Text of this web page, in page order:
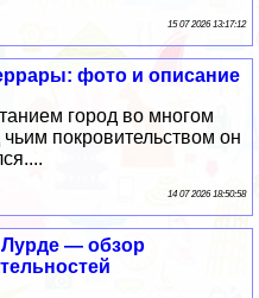
15 07 2026 13:17:12
фото и описание
город во многом
покровительством он
14 07 2026 18:50:58
— обзор